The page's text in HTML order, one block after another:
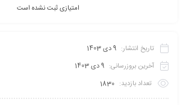
امتیازی ثبت نشده است
تاریخ انتشار: 9 دی 1403
آخرین بروزرسانی: 9 دی 1403
تعداد بازدید: 1830